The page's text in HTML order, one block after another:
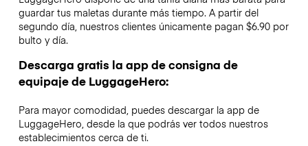
guardar tus maletas durante más tiempo. A partir del
segundo día, nuestros clientes únicamente pagan $6.90 por
bulto y día.
Descarga gratis la app de consigna de
equipaje de LuggageHero:
Para mayor comodidad, puedes descargar la app de
LuggageHero, desde la que podrás ver todos nuestros
establecimientos cerca de ti.